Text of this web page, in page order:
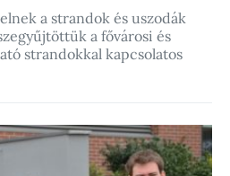
a strandok és uszodák
a fővárosi és
strandokkal kapcsolatos